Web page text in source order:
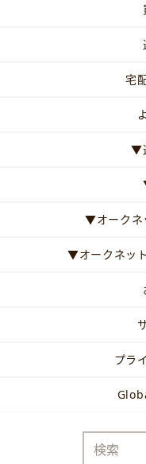
宅
▼
▼オークネ
▼オークネッ
プラ